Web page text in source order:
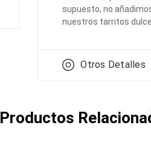
supuesto, no
nuestros tarritos
Otros Detalles
Productos